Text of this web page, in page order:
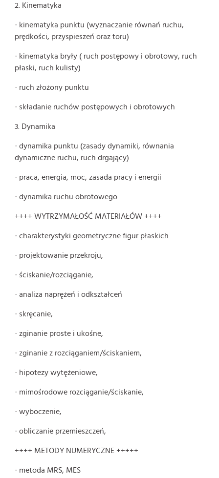
2. Kinematyka
· kinematyka punktu (wyznaczanie równań ruchu,
prędkości, przyspieszeń oraz toru)
· kinematyka bryły ( ruch postępowy i obrotowy, ruch
płaski, ruch kulisty)
· ruch złożony punktu
· składanie ruchów postępowych i obrotowych
3. Dynamika
· dynamika punktu (zasady dynamiki, równania
dynamiczne ruchu, ruch drgający)
· praca, energia, moc, zasada pracy i energii
· dynamika ruchu obrotowego
++++ WYTRZYMAŁOŚĆ MATERIAŁÓW ++++
· charakterystyki geometryczne figur płaskich
· projektowanie przekroju,
· ściskanie/rozciąganie,
· analiza naprężeń i odkształceń
· skręcanie,
· zginanie proste i ukośne,
· zginanie z rozciąganiem/ściskaniem,
· hipotezy wytężeniowe,
· mimośrodowe rozciąganie/ściskanie,
· wyboczenie,
· obliczanie przemieszczeń,
++++ METODY NUMERYCZNE +++++
· metoda MRS, MES